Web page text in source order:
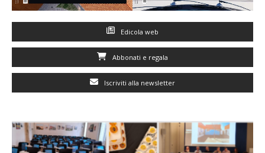
Edicola web
Abbonati e regala
Iscriviti alla newsletter